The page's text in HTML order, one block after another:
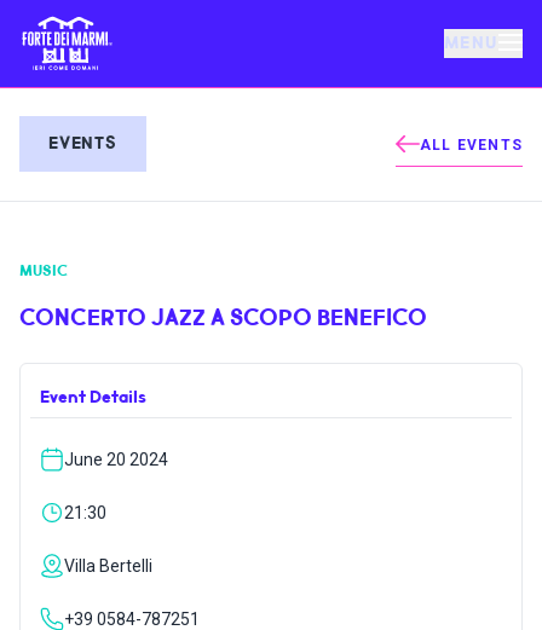
MENU
EVENTS
NEWS
HOSPITALITY
VILLA BERTELLI
EVENTS ALL EVENTS
MUSIC
CONCERTO JAZZ A SCOPO BENEFICO
Event Details
June 20 2024
21:30
Villa Bertelli
+39 0584-787251